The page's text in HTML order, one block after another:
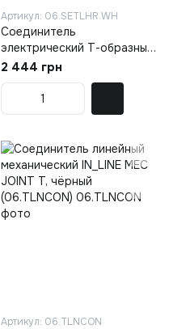
Артикул: 06.SETLHR.WH
Соединитель
электрический Т-образный
накладной IN_LINE CORNER
T, левый, 4-x проводной,
белый (06.SETLHR.WH.4x)
2 444 грн
Артикул: 06.TLNCON